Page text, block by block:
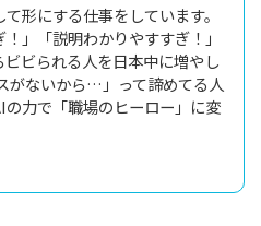
形にする仕事をしています。
！」「説明わかりやすすぎ！」
ビビられる人を日本中に増やし
がないから…」って諦めてる人
の力で「職場のヒーロー」に変